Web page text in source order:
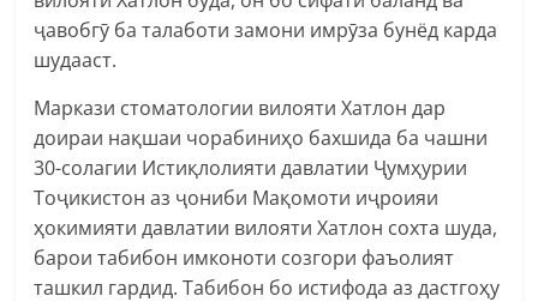
ҷавобгӯ ба талаботи замони имрӯза бунёд карда
шудааст.
Маркази стоматологии вилояти Хатлон дар
доираи нақшаи чорабиниҳо бахшида ба чашни
30-солагии Истиқлолияти давлатии Ҷумҳурии
Тоҷикистон аз ҷониби Мақомоти иҷроияи
ҳокимияти давлатии вилояти Хатлон сохта шуда,
барои табибон имконоти созгори фаъолият
ташкил гардид. Табибон бо истифода аз дастгоҳу